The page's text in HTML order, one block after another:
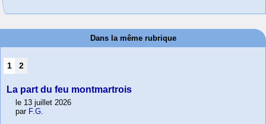
Dans la même rubrique
1 2
La part du feu montmartrois
le 13 juillet 2026
par F.G.